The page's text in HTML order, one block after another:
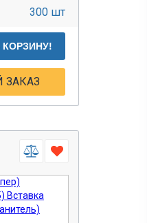
300 шт
КОРЗИНУ!